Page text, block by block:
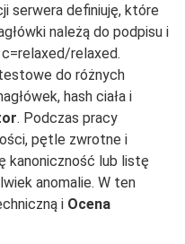
serwera definiuję, które
należą do podpisu i
relaxed.
do różnych
hash ciała i
. Podczas pracy
pętle zwrotne i
kanoniczność lub listę
anomalie. W ten
i Ocena